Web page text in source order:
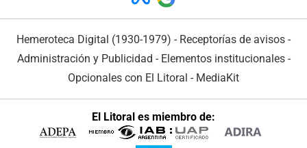
Hemeroteca Digital (1930-1979) - Receptorías de avisos -
Administración y Publicidad - Elementos institucionales-
Opcionales con El Litoral - MediaKit
El Litoral es miembro de: